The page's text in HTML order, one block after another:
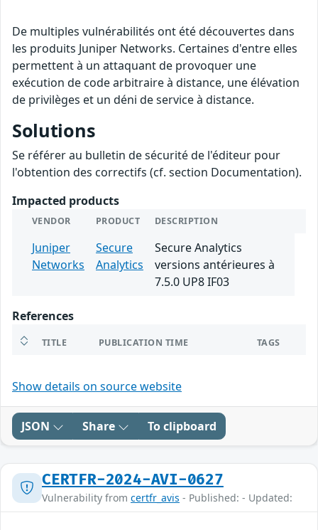
De multiples vulnérabilités ont été découvertes dans
les produits Juniper Networks. Certaines d'entre elles
permettent à un attaquant de provoquer une
exécution de code arbitraire à distance, une élévation
de privilèges et un déni de service à distance.
Solutions
Se référer au bulletin de sécurité de l'éditeur pour
l'obtention des correctifs (cf. section Documentation).
Impacted products
VENDOR PRODUCT DESCRIPTION
Juniper
Networks
Secure
Analytics
Secure Analytics
versions antérieures à
7.5.0 UP8 IF03
References
TITLE PUBLICATION TIME TAGS
Show details on source website
JSON Share To clipboard
CERTFR-2024-AVI-0627
Vulnerability from certfr_avis - Published: - Updated: